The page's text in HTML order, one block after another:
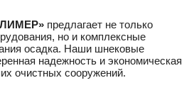
предлагает не только
но и комплексные
осадка. Наши шнековые
надежность и экономическая
очистных сооружений.